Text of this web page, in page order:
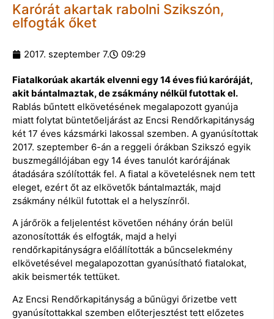
Karórát akartak rabolni Szikszón,
elfogták őket
2017. szeptember 7. 09:29
Fiatalkorúak akarták elvenni egy 14 éves fiú karóráját,
akit bántalmaztak, de zsákmány nélkül futottak el.
Rablás bűntett elkövetésének megalapozott gyanúja
miatt folytat büntetőeljárást az Encsi Rendőrkapitányság
két 17 éves kázsmárki lakossal szemben. A gyanúsítottak
2017. szeptember 6-án a reggeli órákban Szikszó egyik
buszmegállójában egy 14 éves tanulót karórájának
átadására szólították fel. A fiatal a követelésnek nem tett
eleget, ezért őt az elkövetők bántalmazták, majd
zsákmány nélkül futottak el a helyszínről.
A járőrök a feljelentést követően néhány órán belül
azonosították és elfogták, majd a helyi
rendőrkapitányságra előállították a bűncselekmény
elkövetésével megalapozottan gyanúsítható fiatalokat,
akik beismerték tettüket.
Az Encsi Rendőrkapitányság a bűnügyi őrizetbe vett
gyanúsítottakkal szemben előterjesztést tett előzetes